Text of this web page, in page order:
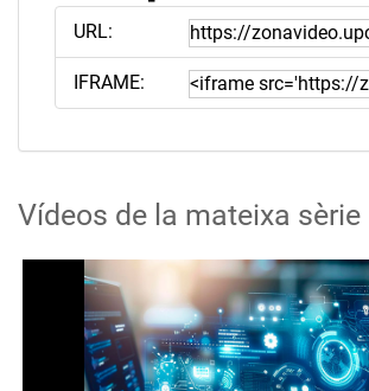
URL:
IFRAME:
Vídeos de la mateixa sèrie